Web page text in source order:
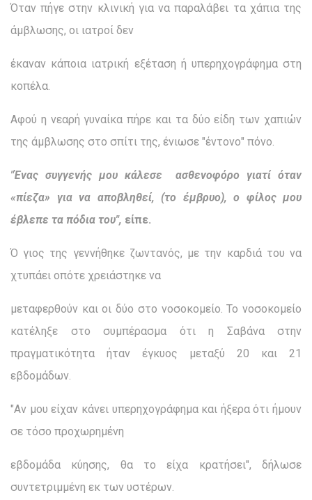
Όταν πήγε στην κλινική για να παραλάβει τα χάπια της
άμβλωσης, οι ιατροί δεν
έκαναν κάποια ιατρική εξέταση ή υπερηχογράφημα στη
κοπέλα.
Αφού η νεαρή γυναίκα πήρε και τα δύο είδη των χαπιών
της άμβλωσης στο σπίτι της, ένιωσε "έντονο" πόνο.
"Ένας συγγενής μου κάλεσε
ασθενοφόρο γιατί όταν
«πίεζα» για να αποβληθεί, (το έμβρυο), ο φίλος μου
έβλεπε τα πόδια του", είπε.
Ό γιος της γεννήθηκε ζωντανός, με την καρδιά του να
χτυπάει οπότε χρειάστηκε να
μεταφερθούν και οι δύο στο νοσοκομείο. Το νοσοκομείο
κατέληξε στο συμπέρασμα ότι η Σαβάνα στην
πραγματικότητα ήταν έγκυος μεταξύ 20 και 21
εβδομάδων.
"Αν μου είχαν κάνει υπερηχογράφημα και ήξερα ότι ήμουν
σε τόσο προχωρημένη
εβδομάδα κύησης, θα το είχα κρατήσει", δήλωσε
συντετριμμένη εκ των υστέρων.